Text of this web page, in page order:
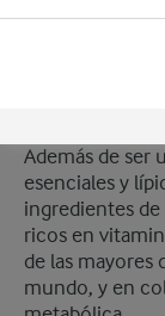
empresa en
Además de ser
esenciales y
ingredientes de
ricos en
de las
mundo, y en